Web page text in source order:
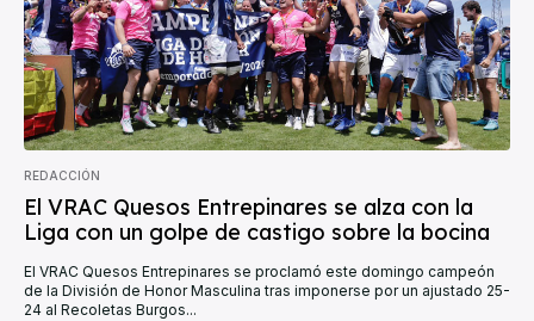
REDACCIÓN
El VRAC Quesos Entrepinares se alza con la
Liga con un golpe de castigo sobre la bocina
El VRAC Quesos Entrepinares se proclamó este domingo campeón
de la División de Honor Masculina tras imponerse por un ajustado 25-
24 al Recoletas Burgos...